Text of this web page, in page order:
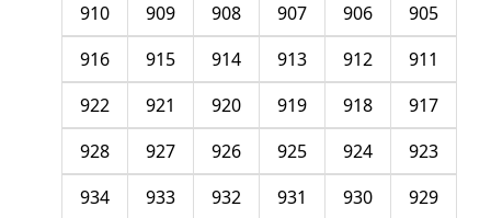
905
906
907
908
909
910
911
912
913
914
915
916
917
918
919
920
921
922
923
924
925
926
927
928
929
930
931
932
933
934